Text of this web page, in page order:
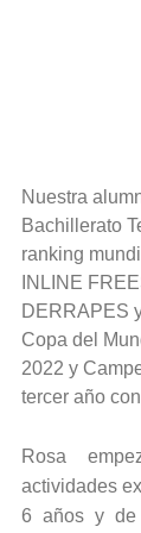
Nuestra
Bachillerato
ranking
INLINE
DERRAPES
Copa del
2022 y
tercer año
Rosa
actividades
6 años y